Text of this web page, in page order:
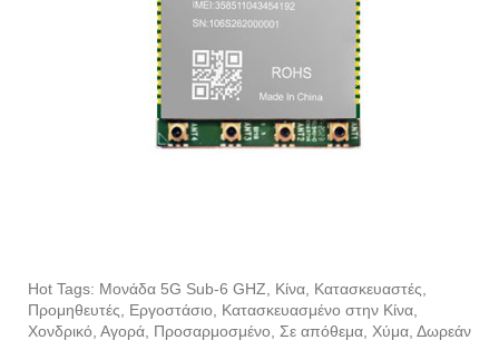
Hot Tags: Μονάδα 5G Sub-6 GHZ, Κίνα, Κατασκευαστές,
Προμηθευτές, Εργοστάσιο, Κατασκευασμένο στην Κίνα,
Χονδρικό, Αγορά, Προσαρμοσμένο, Σε απόθεμα, Χύμα, Δωρεάν